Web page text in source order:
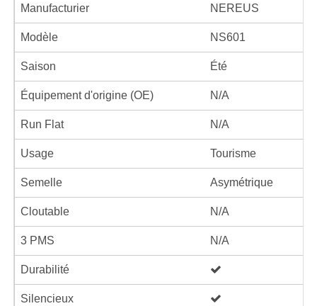
Manufacturier NEREUS
Modèle NS601
Saison Été
Équipement d'origine (OE) N/A
Run Flat N/A
Usage Tourisme
Semelle Asymétrique
Cloutable N/A
3 PMS N/A
Durabilité
Silencieux